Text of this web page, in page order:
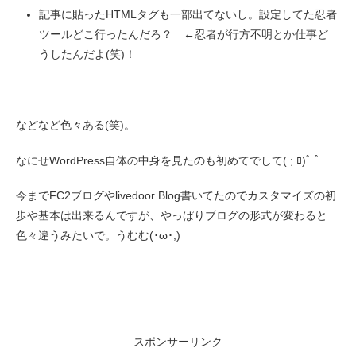
記事に貼ったHTMLタグも一部出てないし。設定してた忍者
ツールどこ行ったんだろ？ ←忍者が行方不明とか仕事ど
うしたんだよ(笑)！
などなど色々ある(笑)。
なにせWordPress自体の中身を見たのも初めてでして( ; ﾛ)ﾟ ﾟ
今までFC2ブログやlivedoor Blog書いてたのでカスタマイズの初
歩や基本は出来るんですが、やっぱりブログの形式が変わると
色々違うみたいで。うむむ(･ω･;)
スポンサーリンク